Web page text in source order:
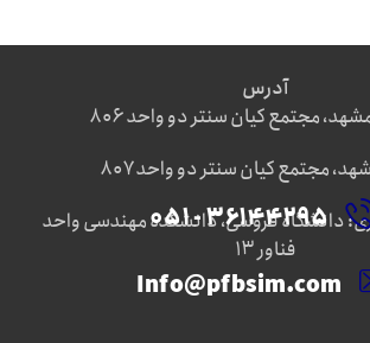
آدرس
مجتمع کیان سنتر دو واحد ۸۰۶
مجتمع کیان سنتر دو واحد ۸۰۷
دانشگاه فروسی، دانشکده مهندسی واحد
فناور ۱۳
۳۶۱۴۴۲۹۵ - ۰۵۱
Info@pfbsim.com